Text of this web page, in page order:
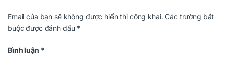
Email của bạn sẽ không được hiển thị công khai. Các trường bắt
buộc được đánh dấu *
Bình luận *